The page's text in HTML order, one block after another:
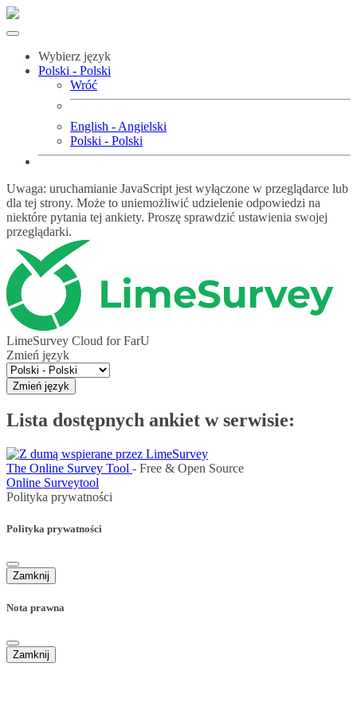
Wybierz język
Polski - Polski
Wróć
English - Angielski
Polski - Polski
Uwaga: uruchamianie JavaScript jest wyłączone w przeglądarce lub
dla tej strony. Może to uniemożliwić udzielenie odpowiedzi na
niektóre pytania tej ankiety. Proszę sprawdzić ustawienia swojej
przeglądarki.
LimeSurvey Cloud for FarU
Zmień język
Zmień język
Lista dostępnych ankiet w serwisie:
The Online Survey Tool - Free & Open Source
Online Surveytool
Polityka prywatności
Polityka prywatności
Zamknij
Nota prawna
Zamknij